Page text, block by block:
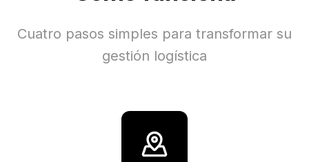
Cuatro pasos simples para transformar su
gestión logística